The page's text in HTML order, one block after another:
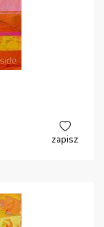
zapisz